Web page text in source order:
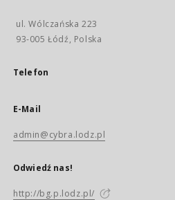
ul. Wólczańska 223
93-005 Łódź, Polska
Telefon
E-Mail
admin@cybra.lodz.pl
Odwiedź nas!
http://bg.p.lodz.pl/